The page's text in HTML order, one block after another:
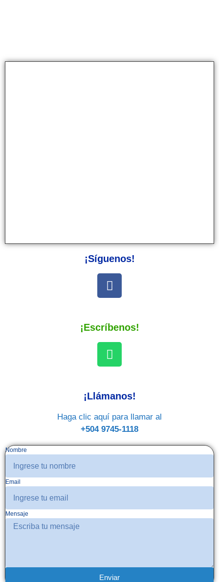
¡Síguenos!
¡Escríbenos!
¡Llámanos!
Haga clic aquí para llamar al
+504 9745-1118
Nombre
Email
Mensaje
Enviar